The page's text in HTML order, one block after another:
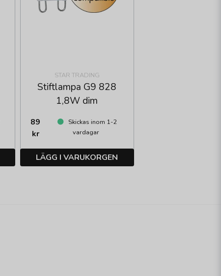
STAR TRADING
Stiftlampa G9 828
1,8W dim
89
kr
Skickas inom 1-2
vardagar
LÄGG I VARUKORGEN